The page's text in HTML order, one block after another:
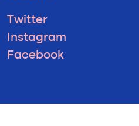
Twitter
Instagram
Facebook